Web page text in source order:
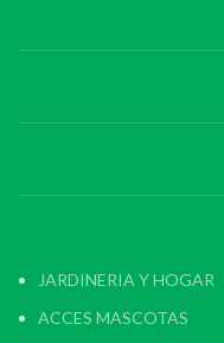
JARDINERIA Y HOGAR
ACCES MASCOTAS